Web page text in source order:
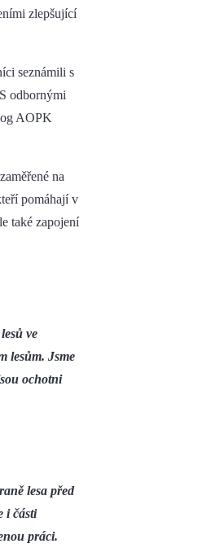
zlepšující
seznámili s
odbornými
AOPK
na
pomáhají v
také zapojení
ve
lesům. Jsme
ochotni
lesa před
i části
práci.